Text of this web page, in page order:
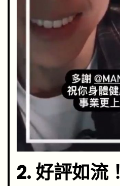
2. 好評如流！